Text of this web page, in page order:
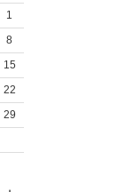
1
8
15
22
29